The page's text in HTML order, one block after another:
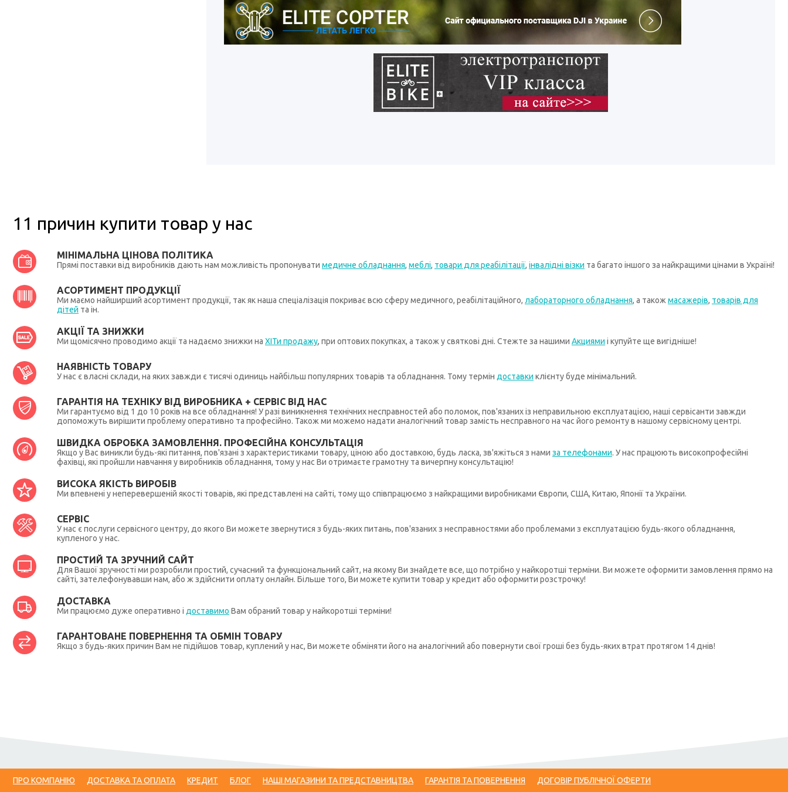
11 причин купити товар у нас
МІНІМАЛЬНА ЦІНОВА ПОЛІТИКА
Прямі поставки від виробників дають нам можливість пропонувати медичне обладнання, меблі, товари для реабілітації, інвалідні візки та багато іншого за найкращими цінами в Україні!
АСОРТИМЕНТ ПРОДУКЦІЇ
Ми маємо найширший асортимент продукції, так як наша спеціалізація покриває всю сферу медичного, реабілітаційного, лабораторного обладнання, а такожмасажерів, товарів для
дітей та ін.
АКЦІЇ ТА ЗНИЖКИ
Ми щомісячно проводимо акції та надаємо знижки на ХІТи продажу, при оптових покупках, а також у святкові дні. Стежте за нашими Акциями і купуйте ще вигідніше!
НАЯВНІСТЬ ТОВАРУ
У нас є власні склади, на яких завжди є тисячі одиниць найбільш популярних товарів та обладнання. Тому термін доставки клієнту буде мінімальний.
ГАРАНТІЯ НА ТЕХНІКУ ВІД ВИРОБНИКА + СЕРВІС ВІД НАС
Ми гарантуємо від 1 до 10 років на все обладнання! У разі виникнення технічних несправностей або поломок, пов'язаних із неправильною експлуатацією, наші сервісанти завжди
допоможуть вирішити проблему оперативно та професійно. Також ми можемо надати аналогічний товар замість несправного на час його ремонту в нашому сервісному центрі.
ШВИДКА ОБРОБКА ЗАМОВЛЕННЯ. ПРОФЕСІЙНА КОНСУЛЬТАЦІЯ
Якщо у Вас виникли будь-які питання, пов'язані з характеристиками товару, ціною або доставкою, будь ласка, зв'яжіться з нами за телефонами. У нас працюють високопрофесійні
фахівці, які пройшли навчання у виробників обладнання, тому у нас Ви отримаєте грамотну та вичерпну консультацію!
ВИСОКА ЯКІСТЬ ВИРОБІВ
Ми впевнені у неперевершеній якості товарів, які представлені на сайті, тому що співпрацюємо з найкращими виробниками Європи, США, Китаю, Японії та України.
СЕРВІС
У нас є послуги сервісного центру, до якого Ви можете звернутися з будь-яких питань, пов'язаних з несправностями або проблемами з експлуатацією будь-якого обладнання,
купленого у нас.
ПРОСТИЙ ТА ЗРУЧНИЙ САЙТ
Для Вашої зручності ми розробили простий, сучасний та функціональний сайт, на якому Ви знайдете все, що потрібно у найкоротші терміни. Ви можете оформити замовлення прямо на
сайті, зателефонувавши нам, або ж здійснити оплату онлайн. Більше того, Ви можете купити товар у кредит або оформити розстрочку!
ДОСТАВКА
Ми працюємо дуже оперативно і доставимо Вам обраний товар у найкоротші терміни!
ГАРАНТОВАНЕ ПОВЕРНЕННЯ ТА ОБМІН ТОВАРУ
Якщо з будь-яких причин Вам не підійшов товар, куплений у нас, Ви можете обміняти його на аналогічний або повернути свої гроші без будь-яких втрат протягом 14 днів!
ПРО КОМПАНІЮ ДОСТАВКА ТА ОПЛАТА КРЕДИТ БЛОГ НАШІ МАГАЗИНИ ТА ПРЕДСТАВНИЦТВА ГАРАНТІЯ ТА ПОВЕРНЕННЯ ДОГОВІР ПУБЛІЧНОЇ ОФЕРТИ